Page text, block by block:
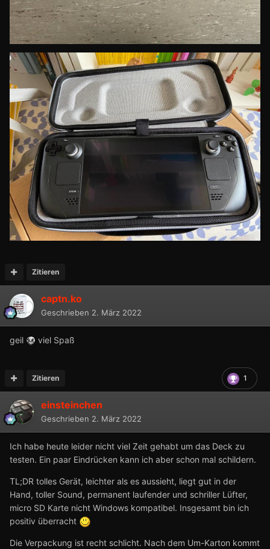
Zitieren
captn.ko
Geschrieben 2. März 2022
geil viel Spaß
1
Zitieren
einsteinchen
Geschrieben 2. März 2022
Ich habe heute leider nicht viel Zeit gehabt um das Deck zu
testen. Ein paar Eindrücken kann ich aber schon mal schildern.
TL;DR tolles Gerät, leichter als es aussieht, liegt gut in der
Hand, toller Sound, permanent laufender und schriller Lüfter,
micro SD Karte nicht Windows kompatibel. Insgesamt bin ich
positiv überracht
Die Verpackung ist recht schlicht. Nach dem Um-Karton kommt